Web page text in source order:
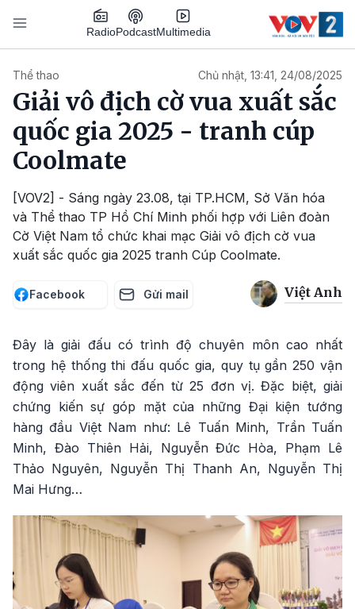
Nhảy đến nội dung
RadioPodcastMultimedia
Thể thao Chủ nhật, 13:41, 24/08/2025
Giải vô địch cờ vua xuất sắc
quốc gia 2025 - tranh cúp
Coolmate
[VOV2] - Sáng ngày 23.08, tại TP.HCM, Sở Văn hóa
và Thể thao TP Hồ Chí Minh phối hợp với Liên đoàn
Cờ Việt Nam tổ chức khai mạc Giải vô địch cờ vua
xuất sắc quốc gia 2025 tranh Cúp Coolmate.
Facebook Gửi mail Việt Anh
Đây là giải đấu có trình độ chuyên môn cao nhất
trong hệ thống thi đấu quốc gia, quy tụ gần 250 vận
động viên xuất sắc đến từ 25 đơn vị. Đặc biệt, giải
chứng kiến sự góp mặt của những Đại kiện tướng
hàng đầu Việt Nam như: Lê Tuấn Minh, Trần Tuấn
Minh, Đào Thiên Hải, Nguyễn Đức Hòa, Phạm Lê
Thảo Nguyên, Nguyễn Thị Thanh An, Nguyễn Thị
Mai Hưng…